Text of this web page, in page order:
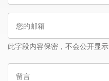
您
邮
此字段内容保密，不会公开显示
留